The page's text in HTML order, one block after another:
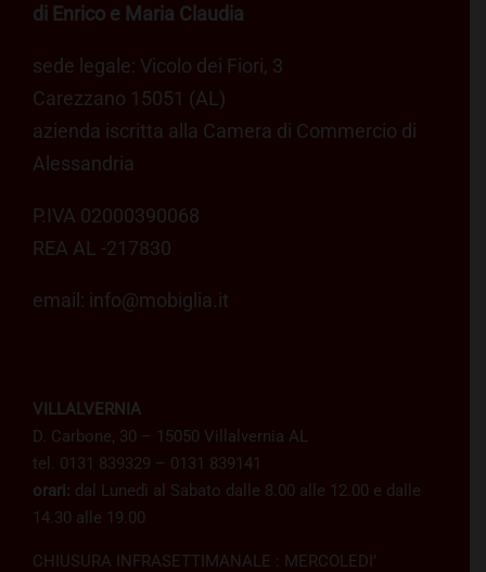
di Enrico e Maria Claudia
sede legale: Vicolo dei Fiori, 3
Carezzano 15051 (AL)
azienda iscritta alla Camera di Commercio di
Alessandria
P.IVA 02000390068
REA AL -217830
email: info@mobiglia.it
VILLALVERNIA
D. Carbone, 30 – 15050 Villalvernia AL
tel. 0131 839329 – 0131 839141
orari: dal Lunedì al Sabato dalle 8.00 alle 12.00 e dalle
14.30 alle 19.00
CHIUSURA INFRASETTIMANALE : MERCOLEDI’